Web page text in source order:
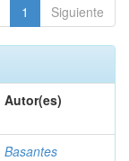
1 Siguiente
Autor(es)
Basantes